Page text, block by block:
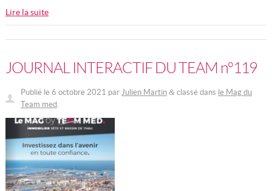
Lire la suite
JOURNAL INTERACTIF DU TEAM n°119
Publié le 6 octobre 2021 par Julien Martin &classé dans le Mag du
Team med.